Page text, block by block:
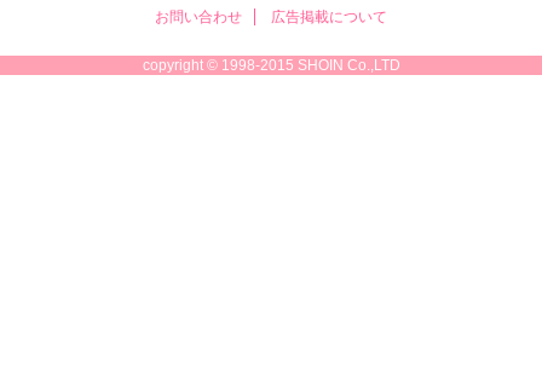
お問い合わせ
広告掲載について
copyright © 1998-2015 SHOIN Co.,LTD